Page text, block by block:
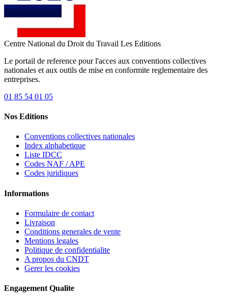
Centre National du Droit du Travail Les Editions
Le portail de reference pour l'acces aux conventions collectives
nationales et aux outils de mise en conformite reglementaire des
entreprises.
01 85 54 01 05
Nos Editions
Conventions collectives nationales
Index alphabetique
Liste IDCC
Codes NAF / APE
Codes juridiques
Informations
Formulaire de contact
Livraison
Conditions generales de vente
Mentions legales
Politique de confidentialite
A propos du CNDT
Gerer les cookies
Engagement Qualite